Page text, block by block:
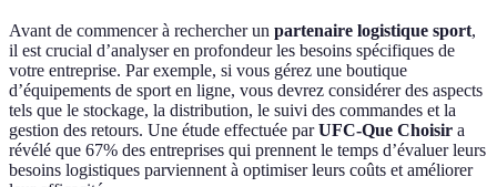
Avant de commencer à rechercher un partenaire logistique sport,
il est crucial d’analyser en profondeur les besoins spécifiques de
votre entreprise. Par exemple, si vous gérez une boutique
d’équipements de sport en ligne, vous devrez considérer des aspects
tels que le stockage, la distribution, le suivi des commandes et la
gestion des retours. Une étude effectuée parUFC-Que Choisir a
révélé que 67% des entreprises qui prennent le temps d’évaluer leurs
besoins logistiques parviennent à optimiser leurs coûts et améliorer